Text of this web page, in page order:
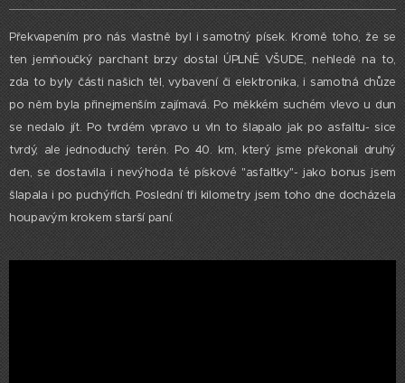
Překvapením pro nás vlastně byl i samotný písek. Kromě toho, že se
ten jemňoučký parchant brzy dostal ÚPLNĚ VŠUDE, nehledě na to,
zda to byly části našich těl, vybavení či elektronika, i samotná chůze
po něm byla přinejmenším zajímavá. Po měkkém suchém vlevo u dun
se nedalo jít. Po tvrdém vpravo u vln to šlapalo jak po asfaltu- sice
tvrdý, ale jednoduchý terén. Po 40. km, který jsme překonali druhý
den, se dostavila i nevýhoda té pískové "asfaltky"- jako bonus jsem
šlapala i po puchýřích. Poslední tři kilometry jsem toho dne docházela
houpavým krokem starší paní.